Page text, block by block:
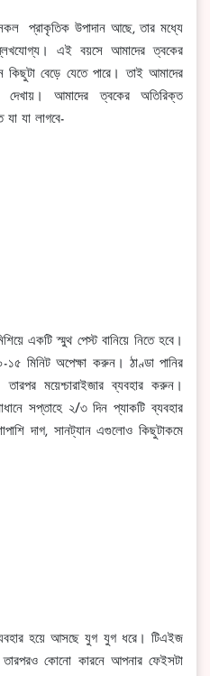
প্রাকৃতিক উপাদান আছে, তার মধ্যে
এই বয়সে আমাদের ত্বকের
কিছুটা বেড়ে যেতে পারে। তাই আমাদের
দেখায়। আমাদের ত্বকের অতিরিক্ত
যা যা লাগবে-
একটি স্মুথ পেস্ট বানিয়ে নিতে হবে।
১৫ মিনিট অপেক্ষা করুন। ঠাণ্ডা পানির
ময়েশ্চারাইজার ব্যবহার করুন।
সপ্তাহে ২/৩ দিন প্যাকটি ব্যবহার
দাগ, সানট্যান এগুলোও কিছুটাকমে
হয়ে আসছে যুগ যুগ ধরে। টিএইজ
কোনো কারনে আপনার ফেইসটা